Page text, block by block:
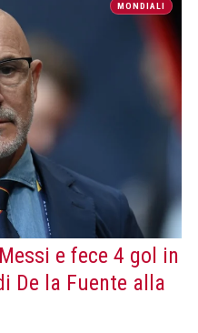
MONDIALI
e fece 4 gol in
De la Fuente alla